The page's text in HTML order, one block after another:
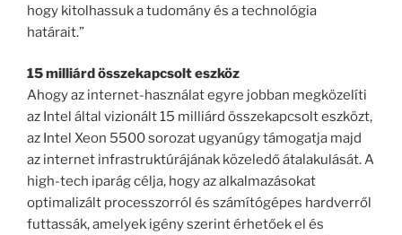
hogy kitolhassuk a tudomány és a technológia
határait.”
15 milliárd összekapcsolt eszköz
Ahogy az internet-használat egyre jobban megközelíti
az Intel által vizionált 15 milliárd összekapcsolt eszközt,
az Intel Xeon 5500 sorozat ugyanúgy támogatja majd
az internet infrastruktúrájának közeledő átalakulását. A
high-tech iparág célja, hogy az alkalmazásokat
optimalizált processzorról és számítógépes hardverről
futtassák, amelyek igény szerint érhetőek el és